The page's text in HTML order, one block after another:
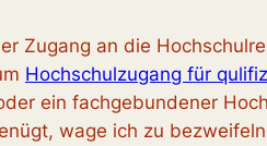
Zugang an die
Hochschulzugang für
ein fachgebundener
wage ich zu